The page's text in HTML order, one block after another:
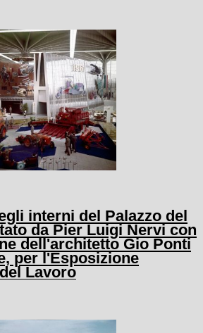
interni del Palazzo del
da Pier Luigi Nervi con
dell'architetto Gio Ponti
per l'Esposizione
Lavoro